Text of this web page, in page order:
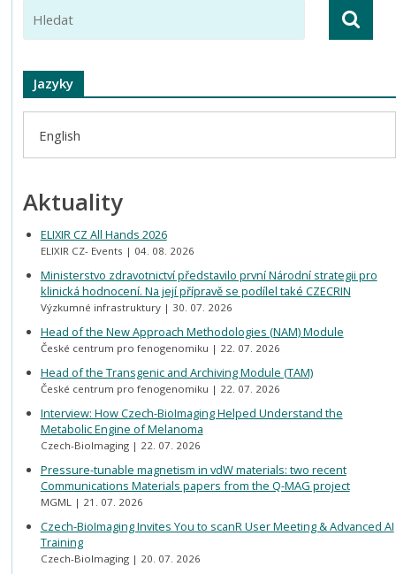
Jazyky
English
Aktuality
ELIXIR CZ All Hands 2026
ELIXIR CZ- Events 04. 08. 2026
Ministerstvo zdravotnictví představilo první Národní strategii pro
klinická hodnocení. Na její přípravě se podílel také CZECRIN
Výzkumné infrastruktury 30. 07. 2026
Head of the New Approach Methodologies (NAM) Module
České centrum pro fenogenomiku 22. 07. 2026
Head of the Transgenic and Archiving Module (TAM)
České centrum pro fenogenomiku 22. 07. 2026
Interview: How Czech-BioImaging Helped Understand the
Metabolic Engine of Melanoma
Czech-BioImaging 22. 07. 2026
Pressure-tunable magnetism in vdW materials: two recent
Communications Materials papers from the Q-MAG project
MGML 21. 07. 2026
Czech-BioImaging Invites You to scanR User Meeting & Advanced AI
Training
Czech-BioImaging 20. 07. 2026